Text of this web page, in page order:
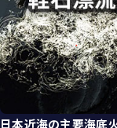
日本近海の主要海底